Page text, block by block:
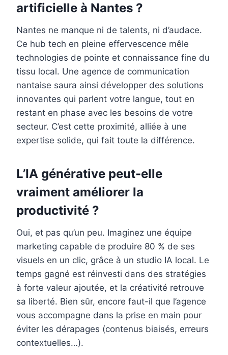
artificielle à Nantes ?
Nantes ne manque ni de talents, ni d’audace.
Ce hub tech en pleine effervescence mêle
technologies de pointe et connaissance fine du
tissu local. Une agence de communication
nantaise saura ainsi développer des solutions
innovantes qui parlent votre langue, tout en
restant en phase avec les besoins de votre
secteur. C’est cette proximité, alliée à une
expertise solide, qui fait toute la différence.
L’IA générative peut-elle
vraiment améliorer la
productivité ?
Oui, et pas qu’un peu. Imaginez une équipe
marketing capable de produire 80 % de ses
visuels en un clic, grâce à un studio IA local. Le
temps gagné est réinvesti dans des stratégies
à forte valeur ajoutée, et la créativité retrouve
sa liberté. Bien sûr, encore faut-il que l’agence
vous accompagne dans la prise en main pour
éviter les dérapages (contenus biaisés, erreurs
contextuelles…).